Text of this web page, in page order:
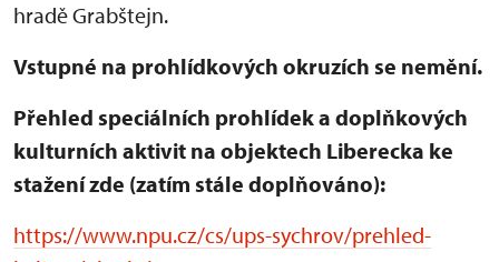
hradě Grabštejn.
Vstupné na prohlídkových okruzích se nemění.
Přehled speciálních prohlídek a doplňkových
kulturních aktivit na objektech Liberecka ke
stažení zde (zatím stále doplňováno):
https://www.npu.cz/cs/ups-sychrov/prehled-